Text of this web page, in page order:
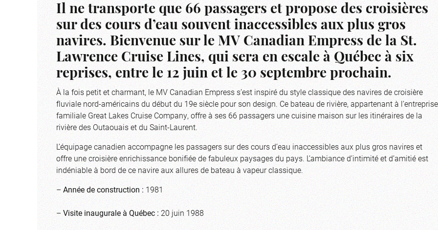
Il ne transporte que 66 passagers et propose des croisières
sur des cours d’eau souvent inaccessibles aux plus gros
navires. Bienvenue sur le MV Canadian Empress de la St.
Lawrence Cruise Lines, qui sera en escale à Québec à six
reprises, entre le 12 juin et le 30 septembre prochain.
À la fois petit et charmant, le MV Canadian Empress s’est inspiré du style classique des navires de croisière
fluviale nord-américains du début du 19e siècle pour son design. Ce bateau de rivière, appartenant à l’entreprise
familiale Great Lakes Cruise Company, offre à ses 66 passagers une cuisine maison sur les itinéraires de la
rivière des Outaouais et du Saint-Laurent.
L’équipage canadien accompagne les passagers sur des cours d’eau inaccessibles aux plus gros navires et
offre une croisière enrichissance bonifiée de fabuleux paysages du pays. L’ambiance d’intimité et d’amitié est
indéniable à bord de ce navire aux allures de bateau à vapeur classique.
–Année de construction :1981
–Visite inaugurale à Québec :20 juin 1988